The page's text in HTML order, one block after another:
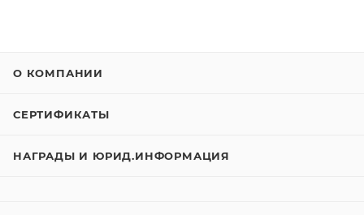
О КОМПАНИИ
СЕРТИФИКАТЫ
НАГРАДЫ И ЮРИД.ИНФОРМАЦИЯ